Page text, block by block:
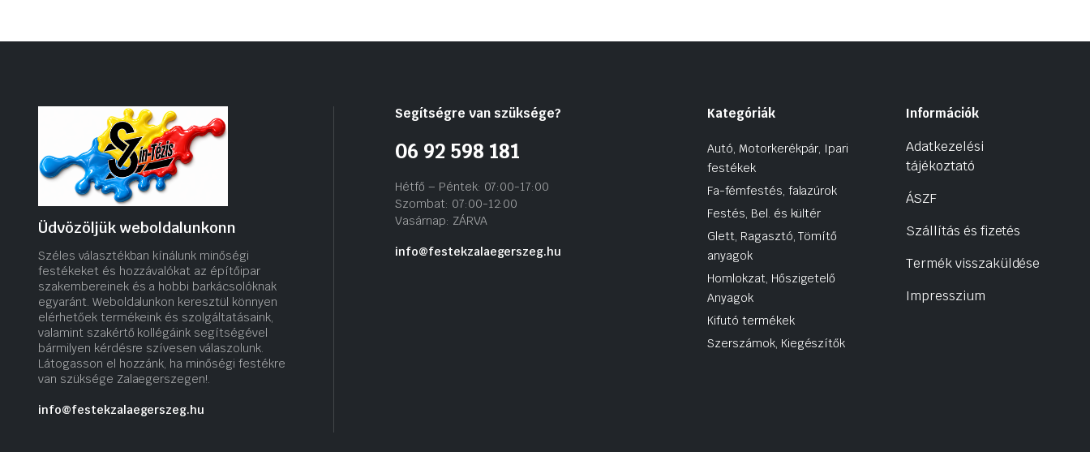
Üdvözöljük weboldalunkonn
Széles választékban kínálunk minőségi
festékeket és hozzávalókat az építőipar
szakembereinek és a hobbi barkácsolóknak
egyaránt. Weboldalunkon keresztül könnyen
elérhetőek termékeink és szolgáltatásaink,
valamint szakértő kollégáink segítségével
bármilyen kérdésre szívesen válaszolunk.
Látogasson el hozzánk, ha minőségi festékre
van szüksége Zalaegerszegen!.
info@festekzalaegerszeg.hu
Segítségre van szüksége?
06 92 598 181
Hétfő – Péntek: 07:00-17:00
Szombat: 07:00-12:00
Vasárnap: ZÁRVA
info@festekzalaegerszeg.hu
Kategóriák
Autó, Motorkerékpár, Ipari
festékek
Fa-fémfestés, falazúrok
Festés, Bel. és kültér
Glett, Ragasztó, Tömítő
anyagok
Homlokzat, Hőszigetelő
Anyagok
Kifutó termékek
Szerszámok, Kiegészítők
Információk
Adatkezelési
tájékoztató
ÁSZF
Szállítás és fizetés
Termék visszaküldése
Impresszium